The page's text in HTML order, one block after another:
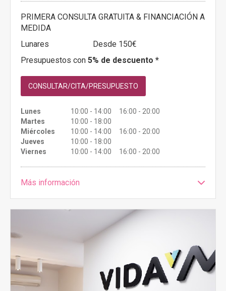
PRIMERA CONSULTA GRATUITA & FINANCIACIÓN A
MEDIDA
Lunares
Desde 150€
Presupuestos con 5% de descuento *
CONSULTAR/CITA/PRESUPUESTO
Lunes
10:00 - 14:00 16:00 - 20:00
Martes
10:00 - 18:00
Miércoles
10:00 - 14:00 16:00 - 20:00
Jueves
10:00 - 18:00
Viernes
10:00 - 14:00 16:00 - 20:00
Más información